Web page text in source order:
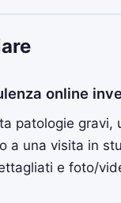
online
patologie
a una visita in
e foto/